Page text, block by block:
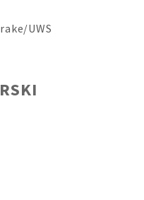
UWS